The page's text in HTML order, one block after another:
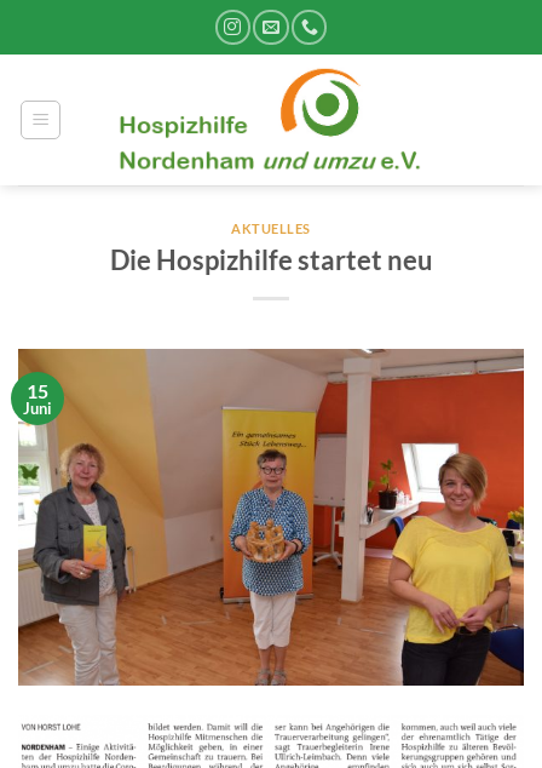
AKTUELLES
Die Hospizhilfe startet neu
15
Juni